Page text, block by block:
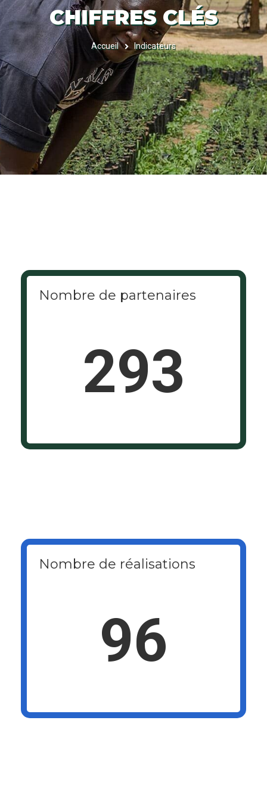
CHIFFRES CLÉS
FIL
D'ARIANE
Accueil Indicateurs
Nombre de partenaires
293
Nombre de réalisations
96